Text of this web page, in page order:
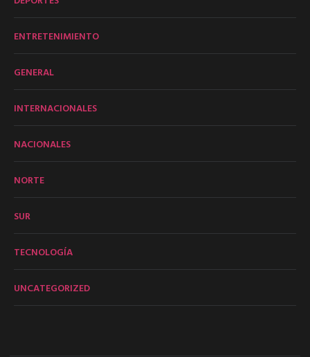
ENTRETENIMIENTO
GENERAL
INTERNACIONALES
NACIONALES
NORTE
SUR
TECNOLOGÍA
UNCATEGORIZED